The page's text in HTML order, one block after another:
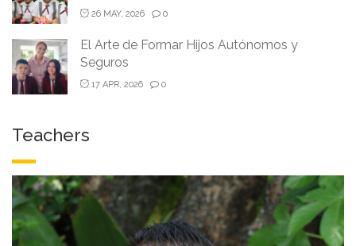
26 MAY, 2026 0
El Arte de Formar Hijos Autónomos y
Seguros
17 APR, 2026 0
Teachers